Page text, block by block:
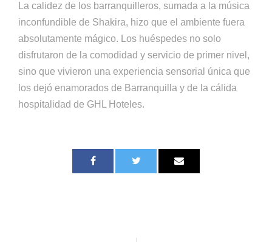
La calidez de los barranquilleros, sumada a la música
inconfundible de Shakira, hizo que el ambiente fuera
absolutamente mágico. Los huéspedes no solo
disfrutaron de la comodidad y servicio de primer nivel,
sino que vivieron una experiencia sensorial única que
los dejó enamorados de Barranquilla y de la cálida
hospitalidad de GHL Hoteles.